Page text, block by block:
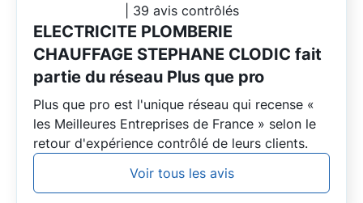
| 39 avis contrôlés
ELECTRICITE PLOMBERIE
CHAUFFAGE STEPHANE CLODIC fait
partie du réseau Plus que pro
Plus que pro est l'unique réseau qui recense «
les Meilleures Entreprises de France » selon le
retour d'expérience contrôlé de leurs clients.
Voir tous les avis